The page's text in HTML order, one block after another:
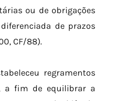
ou de obrigações
de prazos
CF/88).
regramentos
a fim de equilibrar a